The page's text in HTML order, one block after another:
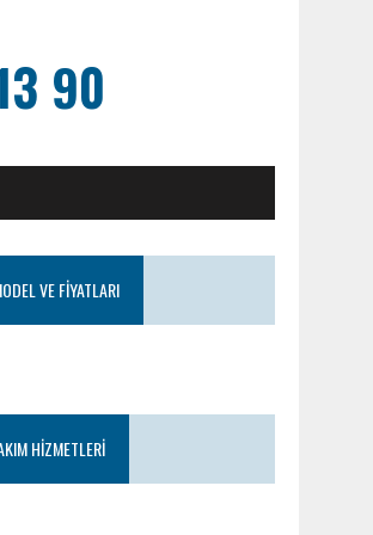
90
VE FIYATLARI
HIZMETLERI